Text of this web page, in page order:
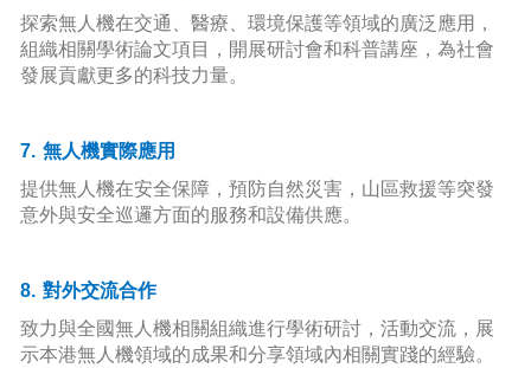
探索無人機在交通、醫療、環境保護等領域的廣泛應用，
組織相關學術論文項目，開展研討會和科普講座，為社會
發展貢獻更多的科技力量。
7. 無人機實際應用
提供無人機在安全保障，預防自然災害，山區救援等突發
意外與安全巡邏方面的服務和設備供應。
8. 對外交流合作
致力與全國無人機相關組織進行學術研討，活動交流，展
示本港無人機領域的成果和分享領域內相關實踐的經驗。